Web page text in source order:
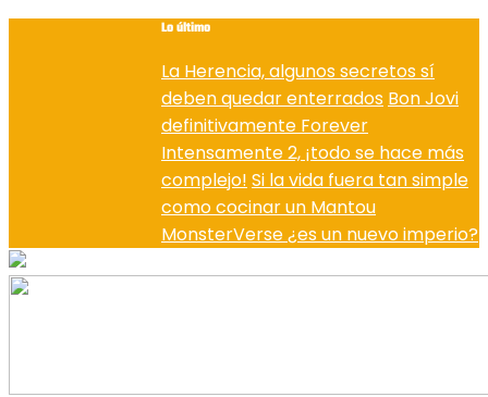
Lo último
La Herencia, algunos secretos sí
deben quedar enterrados Bon Jovi
definitivamente Forever
Intensamente 2, ¡todo se hace más
complejo! Si la vida fuera tan simple
como cocinar un Mantou
MonsterVerse ¿es un nuevo imperio?